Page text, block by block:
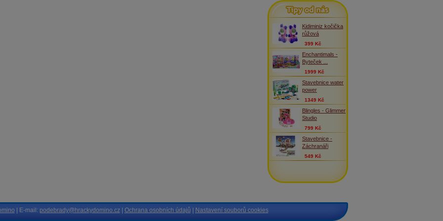
Tipy od nás
Kidiminiz kočička
růžová
399 Kč
Enchantimals -
Byteček ...
1999 Kč
Stavebnice water
power
1349 Kč
Blingles - Glimmer
Studio
799 Kč
Stavebnice -
Záchranáři
549 Kč
| E-mail: podebrady@hrackydomino.cz| Ochrana osobních údajů Nastavení souborů cookies